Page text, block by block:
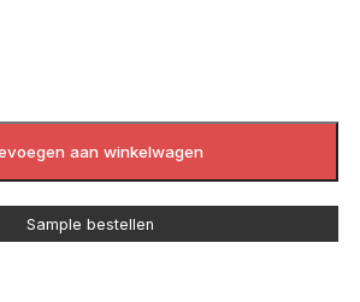
aan winkelwagen
Sample bestellen